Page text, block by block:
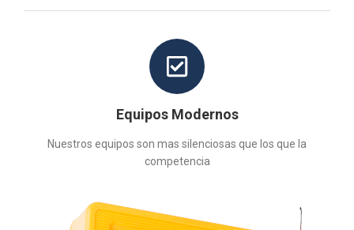
Equipos Modernos
Nuestros equipos son mas silenciosas que los que la
competencia